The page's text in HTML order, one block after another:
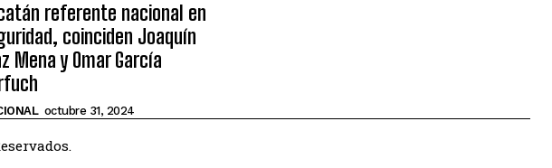
referente nacional en
coinciden Joaquín
Mena y Omar García
octubre 31, 2024